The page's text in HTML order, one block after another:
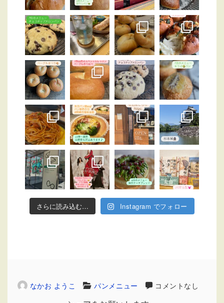
さらに読み込む… Instagram でフォロー
なかお ようこ パンメニュー コメントなし